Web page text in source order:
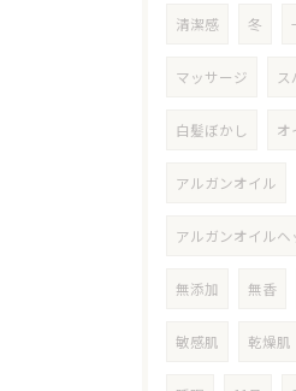
清潔感 冬
マッサージ ス
白髪ぼかし オ
アルガンオイル
アルガンオイルヘ
無添加 無香
敏感肌 乾燥肌